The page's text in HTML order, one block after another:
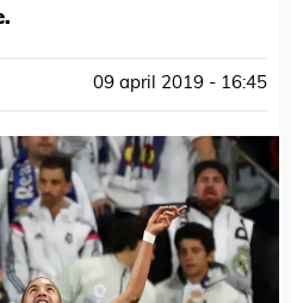
09 april 2019 - 16:45